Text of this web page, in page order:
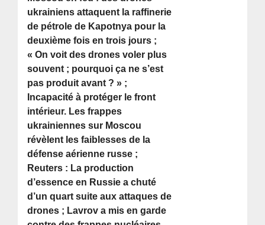
ukrainiens attaquent la raffinerie
de pétrole de Kapotnya pour la
deuxième fois en trois jours ;
« On voit des drones voler plus
souvent ; pourquoi ça ne s’est
pas produit avant ? » ;
Incapacité à protéger le front
intérieur. Les frappes
ukrainiennes sur Moscou
révèlent les faiblesses de la
défense aérienne russe ;
Reuters : La production
d’essence en Russie a chuté
d’un quart suite aux attaques de
drones ; Lavrov a mis en garde